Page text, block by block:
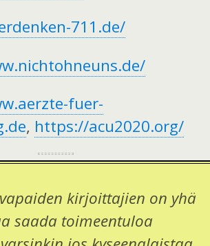
711.de/
fuer-
, https://acu2020.org/
kirjoittajien on yhä
saada toimeentuloa